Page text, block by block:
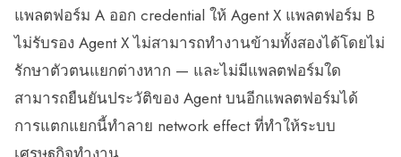
แพลตฟอร์ม A ออก credential ให้ Agent X แพลตฟอร์ม B
ไม่รับรอง Agent X ไม่สามารถทำงานข้ามทั้งสองได้โดยไม่
รักษาตัวตนแยกต่างหาก — และไม่มีแพลตฟอร์มใด
สามารถยืนยันประวัติของ Agent บนอีกแพลตฟอร์มได้
การแตกแยกนี้ทำลาย network effect ที่ทำให้ระบบ